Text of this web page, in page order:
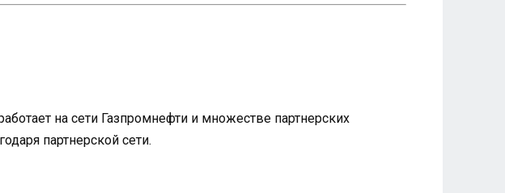
на сети Газпромнефти и множестве партнерских
партнерской сети.